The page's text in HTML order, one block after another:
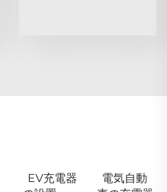
EV充電器
電気自動